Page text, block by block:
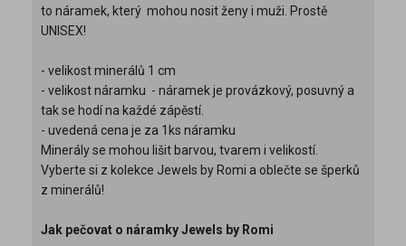
to náramek, který mohou nosit ženy i muži. Prostě
UNISEX!
- velikost minerálů 1 cm
- velikost náramku - náramek je provázkový, posuvný a
tak se hodí na každé zápěstí.
- uvedená cena je za 1ks náramku
Minerály se mohou lišit barvou, tvarem i velikostí.
Vyberte si z kolekce Jewels by Romi a oblečte se šperků
z minerálů!
Jak pečovat o náramky Jewels by Romi